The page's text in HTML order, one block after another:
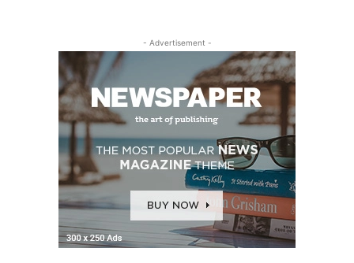
- Advertisement -